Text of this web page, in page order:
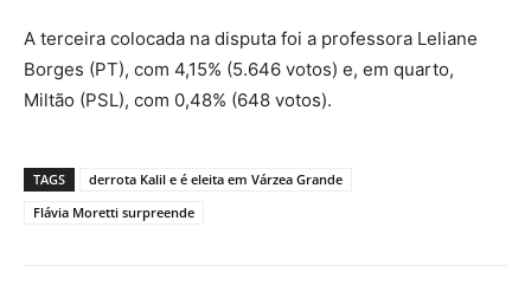
A terceira colocada na disputa foi a professora Leliane
Borges (PT), com 4,15% (5.646 votos) e, em quarto,
Miltão (PSL), com 0,48% (648 votos).
TAGS
derrota Kalil e é eleita em Várzea Grande
Flávia Moretti surpreende